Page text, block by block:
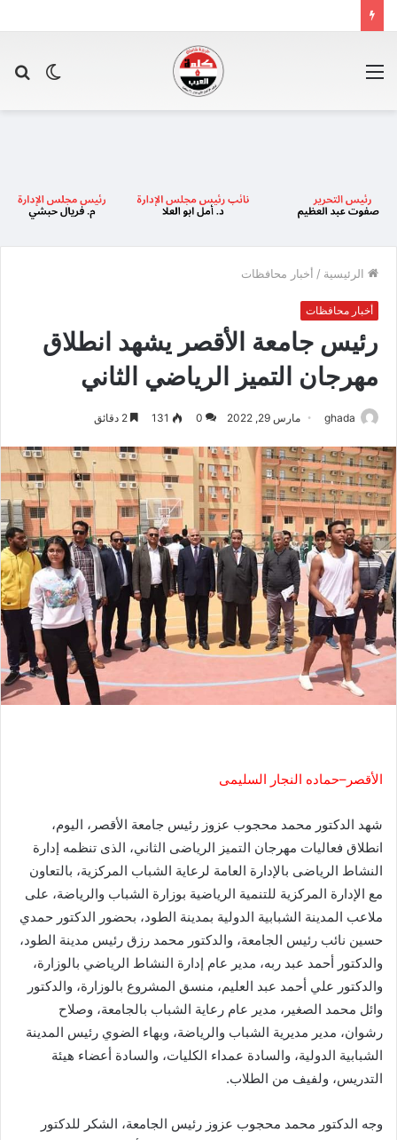
الوضع
الرئيسية / أخبار محافظات
أخبار محافظات
رئيس جامعة الأقصر يشهد انطلاق
مهرجان التميز الرياضي الثاني
ghada مارس 29, 2022 0
131
الأقصر–حماده النجار السليمى
شهد الدكتور محمد محجوب عزوز رئيس جامعة الأقصر، اليوم،
انطلاق فعاليات مهرجان التميز الرياضى الثاني، الذى تنظمه إدارة
النشاط الرياضى بالإدارة العامة لرعاية الشباب المركزية، بالتعاون
مع الإدارة المركزية للتنمية الرياضية بوزارة الشباب والرياضة، على
ملاعب المدينة الشبابية الدولية بمدينة الطود، بحضور الدكتور حمدي
حسين نائب رئيس الجامعة، والدكتور محمد رزق رئيس مدينة الطود،
والدكتور أحمد عبد ربه، مدير عام إدارة النشاط الرياضي بالوزارة،
والدكتور علي أحمد عبد العليم، منسق المشروع بالوزارة، والدكتور
وائل محمد الصغير، مدير عام رعاية الشباب بالجامعة، وصلاح
رشوان، مدير مديرية الشباب والرياضة، وبهاء الضوي رئيس المدينة
الشبابية الدولية، والسادة عمداء الكليات، والسادة أعضاء هيئة
التدريس، ولفيف من الطلاب.
وجه الدكتور محمد محجوب عزوز رئيس الجامعة، الشكر للدكتور